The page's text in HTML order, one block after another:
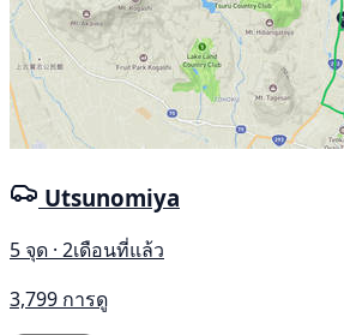
Utsunomiya
5 จุด · 2เดือนที่แล้ว
3,799 การดู